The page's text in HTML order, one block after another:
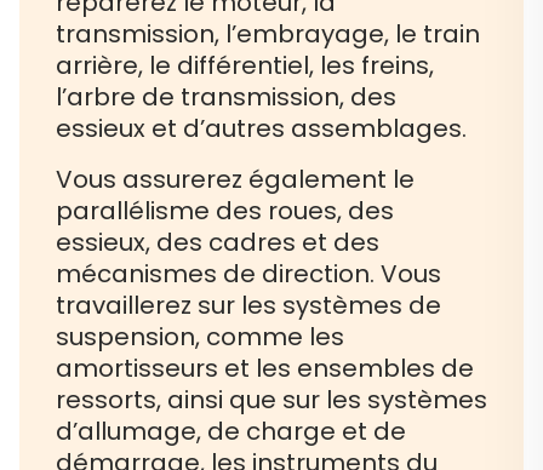
transmission, l’embrayage, le train
arrière, le différentiel, les freins,
l’arbre de transmission, des
essieux et d’autres assemblages.
Vous assurerez également le
parallélisme des roues, des
essieux, des cadres et des
mécanismes de direction. Vous
travaillerez sur les systèmes de
suspension, comme les
amortisseurs et les ensembles de
ressorts, ainsi que sur les systèmes
d’allumage, de charge et de
démarrage, les instruments du